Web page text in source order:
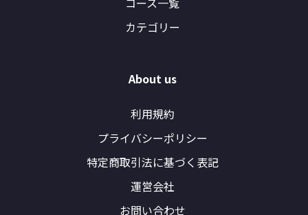
カテゴリー
About us
利用規約
プライバシーポリシー
特定商取引法に基づく表記
運営会社
お問い合わせ